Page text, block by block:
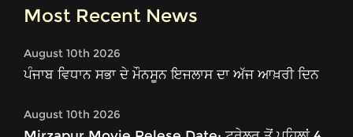
Most Recent News
August 10th 2026
ਪੰਜਾਬ ਵਿਧਾਨ ਸਭਾ ਦੇ ਮੌਨਸੂਨ ਇਜਲਾਸ ਦਾ ਅੱਜ ਆਖ਼ਰੀ ਦਿਨ
August 10th 2026